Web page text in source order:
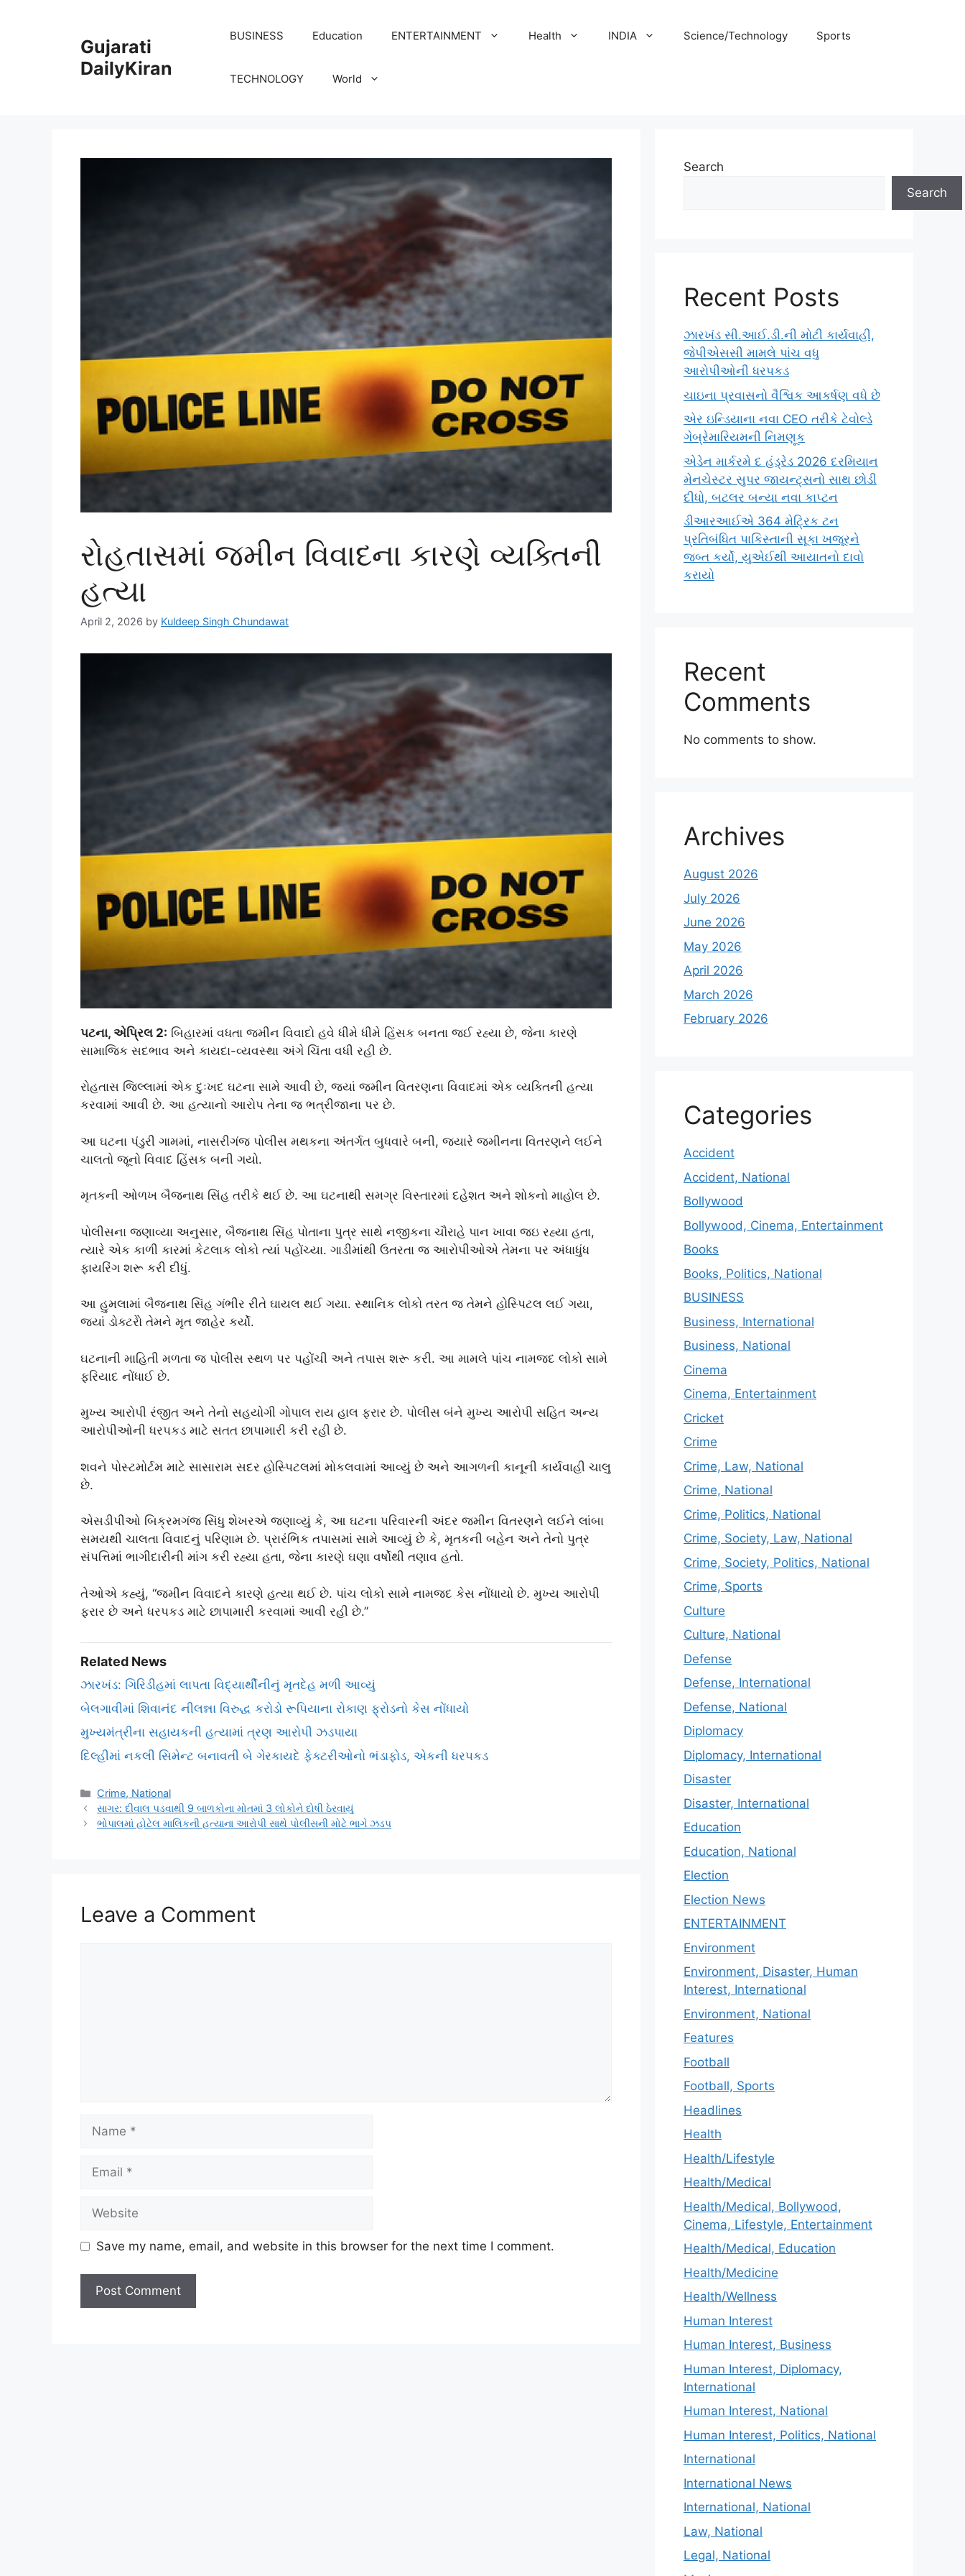
Gujarati
DailyKiran
BUSINESS Education ENTERTAINMENT Health INDIA Science/Technology Sports
TECHNOLOGY World
રોહતાસમાં જમીન વિવાદના કારણે વ્યક્તિની
હત્યા
April 2, 2026 by Kuldeep Singh Chundawat
પટના, એપ્રિલ 2: બિહારમાં વધતા જમીન વિવાદો હવે ધીમે ધીમે હિંસક બનતા જઈ રહ્યા છે, જેના કારણે
સામાજિક સદભાવ અને કાયદા-વ્યવસ્થા અંગે ચિંતા વધી રહી છે.
રોહતાસ જિલ્લામાં એક દુઃખદ ઘટના સામે આવી છે, જ્યાં જમીન વિતરણના વિવાદમાં એક વ્યક્તિની હત્યા
કરવામાં આવી છે. આ હત્યાનો આરોપ તેના જ ભત્રીજાના પર છે.
આ ઘટના પંડુરી ગામમાં, નાસરીગંજ પોલીસ મથકના અંતર્ગત બુધવારે બની, જ્યારે જમીનના વિતરણને લઈને
ચાલતો જૂનો વિવાદ હિંસક બની ગયો.
મૃતકની ઓળખ બૈજનાથ સિંહ તરીકે થઈ છે. આ ઘટનાથી સમગ્ર વિસ્તારમાં દહેશત અને શોકનો માહોલ છે.
પોલીસના જણાવ્યા અનુસાર, બૈજનાથ સિંહ પોતાના પુત્ર સાથે નજીકના ચૌરાહે પાન ખાવા જઇ રહ્યા હતા,
ત્યારે એક કાળી કારમાં કેટલાક લોકો ત્યાં પહોંચ્યા. ગાડીમાંથી ઉતરતા જ આરોપીઓએ તેમના પર અંધાધુંધ
ફાયરિંગ શરૂ કરી દીધું.
આ હુમલામાં બૈજનાથ સિંહ ગંભીર રીતે ઘાયલ થઈ ગયા. સ્થાનિક લોકો તરત જ તેમને હોસ્પિટલ લઈ ગયા,
જ્યાં ડોક્ટરોે તેમને મૃત જાહેર કર્યો.
ઘટનાની માહિતી મળતા જ પોલીસ સ્થળ પર પહોંચી અને તપાસ શરૂ કરી. આ મામલે પાંચ નામજદ લોકો સામે
ફરિયાદ નોંધાઈ છે.
મુખ્ય આરોપી રંજીત અને તેનો સહયોગી ગોપાલ રાય હાલ ફરાર છે. પોલીસ બંને મુખ્ય આરોપી સહિત અન્ય
આરોપીઓની ધરપકડ માટે સતત છાપામારી કરી રહી છે.
શવને પોસ્ટમોર્ટમ માટે સાસારામ સદર હોસ્પિટલમાં મોકલવામાં આવ્યું છે અને આગળની કાનૂની કાર્યવાહી ચાલુ
છે.
એસડીપીઓ બિક્રમગંજ સિંધુ શેખરએ જણાવ્યું કે, આ ઘટના પરિવારની અંદર જમીન વિતરણને લઈને લાંબા
સમયથી ચાલતા વિવાદનું પરિણામ છે. પ્રારંભિક તપાસમાં સામે આવ્યું છે કે, મૃતકની બહેન અને તેનો પુત્ર
સંપત્તિમાં ભાગીદારીની માંગ કરી રહ્યા હતા, જેના કારણે ઘણા વર્ષોથી તણાવ હતો.
તેઓએ કહ્યું, “જમીન વિવાદને કારણે હત્યા થઈ છે. પાંચ લોકો સામે નામજદ કેસ નોંધાયો છે. મુખ્ય આરોપી
ફરાર છે અને ધરપકડ માટે છાપામારી કરવામાં આવી રહી છે.”
Related News
ઝારખંડ: ગિરિડીહમાં લાપતા વિદ્યાર્થીનીનું મૃતદેહ મળી આવ્યું
બેલગાવીમાં શિવાનંદ નીલન્ના વિરુદ્ધ કરોડો રૂપિયાના રોકાણ ફ્રોડનો કેસ નોંધાયો
મુખ્યમંત્રીના સહાયકની હત્યામાં ત્રણ આરોપી ઝડપાયા
દિલ્હીમાં નકલી સિમેન્ટ બનાવતી બે ગેરકાયદે ફેક્ટરીઓનો ભંડાફોડ, એકની ધરપકડ
Categories
Crime, National
સાગર: દીવાલ પડવાથી 9 બાળકોના મોતમાં 3 લોકોને દોષી ઠેરવાયું
ભોપાલમાં હોટેલ માલિકની હત્યાના આરોપી સાથે પોલીસની મોટે ભાગે ઝડપ
Leave a Comment
Name
Email
Website
Save my name, email, and website in this browser for the next time I comment.
Search
Search
Recent Posts
ઝારખંડ સી.આઈ.ડી.ની મોટી કાર્યવાહી,
જેપીએસસી મામલે પાંચ વધુ
આરોપીઓની ધરપકડ
ચાઇના પ્રવાસનો વૈશ્વિક આકર્ષણ વધે છે
એર ઇન્ડિયાના નવા CEO તરીકે ટેવોલ્ડે
ગેબ્રેમારિયમની નિમણૂક
એડેન માર્કરમે દ હંડ્રેડ 2026 દરમિયાન
મેનચેસ્ટર સુપર જાયન્ટ્સનો સાથ છોડી
દીધો, બટલર બન્યા નવા કાપ્ટન
ડીઆરઆઈએ 364 મેટ્રિક ટન
પ્રતિબંધિત પાકિસ્તાની સૂકા ખજૂરને
જબ્ત કર્યો, યુએઈથી આયાતનો દાવો
કરાયો
Recent
Comments
No comments to show.
Archives
August 2026
July 2026
June 2026
May 2026
April 2026
March 2026
February 2026
Categories
Accident
Accident, National
Bollywood
Bollywood, Cinema, Entertainment
Books
Books, Politics, National
BUSINESS
Business, International
Business, National
Cinema
Cinema, Entertainment
Cricket
Crime
Crime, Law, National
Crime, National
Crime, Politics, National
Crime, Society, Law, National
Crime, Society, Politics, National
Crime, Sports
Culture
Culture, National
Defense
Defense, International
Defense, National
Diplomacy
Diplomacy, International
Disaster
Disaster, International
Education
Education, National
Election
Election News
ENTERTAINMENT
Environment
Environment, Disaster, Human
Interest, International
Environment, National
Features
Football
Football, Sports
Headlines
Health
Health/Lifestyle
Health/Medical
Health/Medical, Bollywood,
Cinema, Lifestyle, Entertainment
Health/Medical, Education
Health/Medicine
Health/Wellness
Human Interest
Human Interest, Business
Human Interest, Diplomacy,
International
Human Interest, National
Human Interest, Politics, National
International
International News
International, National
Law, National
Legal, National